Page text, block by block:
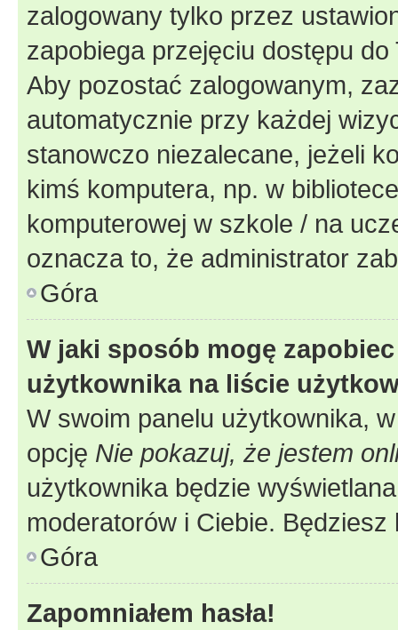
zalogowany tylko przez
zapobiega przejęciu dostępu
Aby pozostać zalogowanym,
automatycznie przy każdej
stanowczo niezalecane, jeżeli
kimś komputera, np. w
komputerowej w szkole / na
oznacza to, że administrator
Góra
W jaki sposób mogę
użytkownika na liście
W swoim panelu użytkownika,
opcję Nie pokazuj, że jestem
użytkownika będzie
moderatorów i Ciebie.
Góra
Zapomniałem hasła!